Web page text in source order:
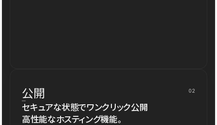
公開 02
セキュアな状態でワンクリック公開
高性能なホスティング機能。